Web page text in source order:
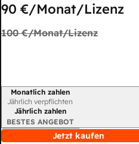
90 €/Monat/Lizenz
100 €/Monat/Lizenz
Abrechnungszeitraum
Monatlich zahlen
Jährlich verpflichten
Jährlich zahlen
BESTES ANGEBOT
Jetzt kaufen